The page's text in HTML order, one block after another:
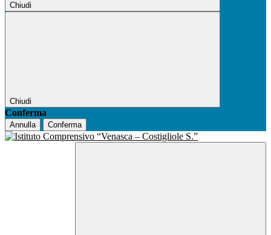
Chiudi
Chiudi
Conferma
Annulla Conferma